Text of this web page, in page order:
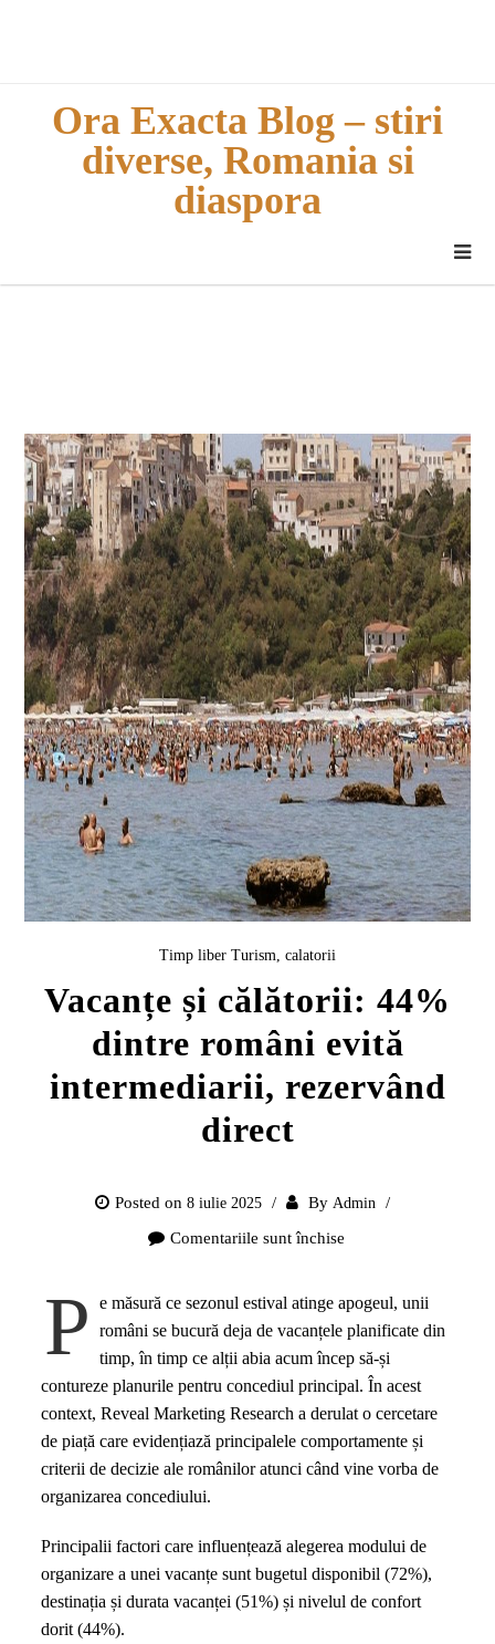
Ora Exacta Blog – stiri
diverse, Romania si
diaspora
Timp liber Turism, calatorii
Vacanțe și călătorii: 44%
dintre români evită
intermediarii, rezervând
direct
Posted on 8 iulie 2025 By Admin
Comentariile sunt închise
dintre
intermediarii,
rezervând
P
e măsură ce sezonul estival atinge apogeul, unii
români se bucură deja de vacanțele planificate din
timp, în timp ce alții abia acum încep să-și
contureze planurile pentru concediul principal. În acest
context, Reveal Marketing Research a derulat o cercetare
de piață care evidențiază principalele comportamente și
criterii de decizie ale românilor atunci când vine vorba de
organizarea concediului.
Principalii factori care influențează alegerea modului de
organizare a unei vacanțe sunt bugetul disponibil (72%),
destinația și durata vacanței (51%) și nivelul de confort
dorit (44%).